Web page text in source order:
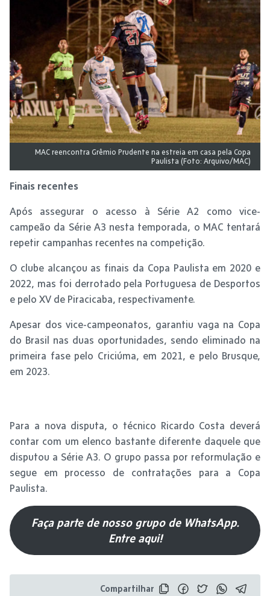
MAC reencontra Grêmio Prudente na estreia em casa pela Copa
Paulista (Foto: Arquivo/MAC)
Finais recentes
Após assegurar o acesso à Série A2 como vice-
campeão da Série A3 nesta temporada, o MAC tentará
repetir campanhas recentes na competição.
O clube alcançou as finais da Copa Paulista em 2020 e
2022, mas foi derrotado pela Portuguesa de Desportos
e pelo XV de Piracicaba, respectivamente.
Apesar dos vice-campeonatos, garantiu vaga na Copa
do Brasil nas duas oportunidades, sendo eliminado na
primeira fase pelo Criciúma, em 2021, e pelo Brusque,
em 2023.
Para a nova disputa, o técnico Ricardo Costa deverá
contar com um elenco bastante diferente daquele que
disputou a Série A3. O grupo passa por reformulação e
segue em processo de contratações para a Copa
Paulista.
Faça parte de nosso grupo de WhatsApp.
Entre aqui!
Compartilhar